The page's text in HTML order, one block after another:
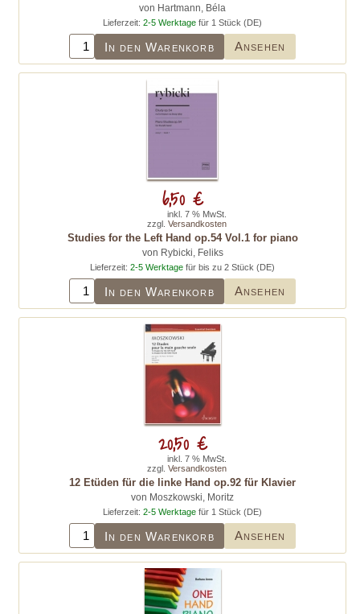
von Hartmann, Béla
Lieferzeit: 2-5 Werktage für 1 Stück (DE)
In den Warenkorb Ansehen
Studies for the Left Hand op.54 Vol.1 for piano
von Rybicki, Feliks
Lieferzeit: 2-5 Werktage für bis zu 2 Stück (DE)
In den Warenkorb Ansehen
6,50 €
inkl. 7 % MwSt.
zzgl. Versandkosten
12 Etüden für die linke Hand op.92 für Klavier
von Moszkowski, Moritz
Lieferzeit: 2-5 Werktagefür 1 Stück (DE)
In den Warenkorb Ansehen
20,50 €
inkl. 7 % MwSt.
zzgl. Versandkosten